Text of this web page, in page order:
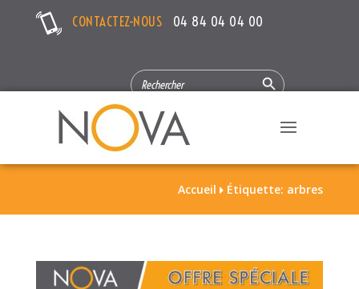
CONTACTEZ-NOUS 04 84 04 04 00
SEARCH
FOR:
Search Button
Accueil  Étiquette: arbres